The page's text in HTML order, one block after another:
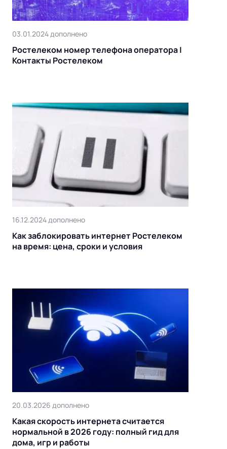
03.01.2024 дополнено
Ростелеком номер телефона оператора |
Контакты Ростелеком
16.12.2024 дополнено
Как заблокировать интернет Ростелеком
на время: цена, сроки и условия
20.03.2026 дополнено
Какая скорость интернета считается
нормальной в 2026 году: полный гид для
дома, игр и работы